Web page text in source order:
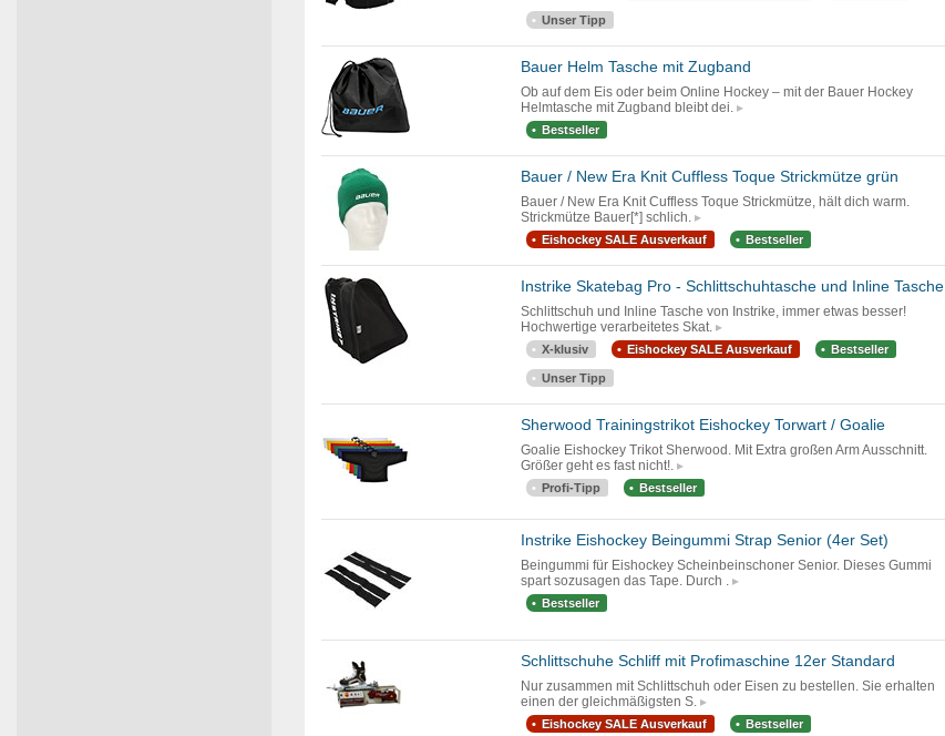
Unser Tipp
Bauer Helm Tasche mit Zugband
Ob auf dem Eis oder beim Online Hockey – mit der Bauer Hockey
Helmtasche mit Zugband bleibt dei.
Bestseller
Bauer / New Era Knit Cuffless Toque Strickmütze grün
Bauer / New Era Knit Cuffless Toque Strickmütze, hält dich warm.
Strickmütze Bauer[*] schlich.
Eishockey SALE Ausverkauf Bestseller
Instrike Skatebag Pro - Schlittschuhtasche und Inline Tasche
Schlittschuh und Inline Tasche von Instrike, immer etwas besser!
Hochwertige verarbeitetes Skat.
X-klusiv Eishockey SALE Ausverkauf Bestseller
Unser Tipp
Sherwood Trainingstrikot Eishockey Torwart / Goalie
Goalie Eishockey Trikot Sherwood. Mit Extra großen Arm Ausschnitt.
Größer geht es fast nicht!.
Profi-Tipp Bestseller
Instrike Eishockey Beingummi Strap Senior (4er Set)
Beingummi für Eishockey Scheinbeinschoner Senior. Dieses Gummi
spart sozusagen das Tape. Durch .
Bestseller
Schlittschuhe Schliff mit Profimaschine 12er Standard
Nur zusammen mit Schlittschuh oder Eisen zu bestellen. Sie erhalten
einen der gleichmäßigsten S.
Eishockey SALE Ausverkauf Bestseller